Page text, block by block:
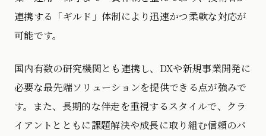
連携する「ギルド」体制により迅速かつ柔軟な対応が
可能です。
国内有数の研究機関とも連携し、DXや新規事業開発に
必要な最先端ソリューションを提供できる点が強みで
す。また、長期的な伴走を重視するスタイルで、クラ
イアントとともに課題解決や成長に取り組む信頼のパ